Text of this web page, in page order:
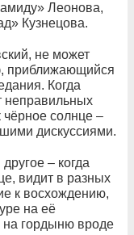
Леонова,
Кузнецова.
не может
приближающийся
Когда
неправильных
чёрное солнце –
дискуссиями.
– когда
видит в разных
к восхождению,
на её
на гордыню вроде